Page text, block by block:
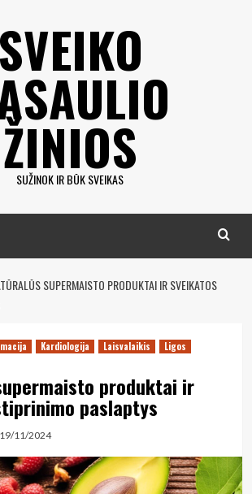
SVEIKO
ŽINIOS
SUŽINOK IR BŪK SVEIKAS
SUPERMAISTO PRODUKTAI IR SVEIKATOS
Kardiologija Laisvalaikis
Ligos
produktai ir
paslaptys
19/11/2024